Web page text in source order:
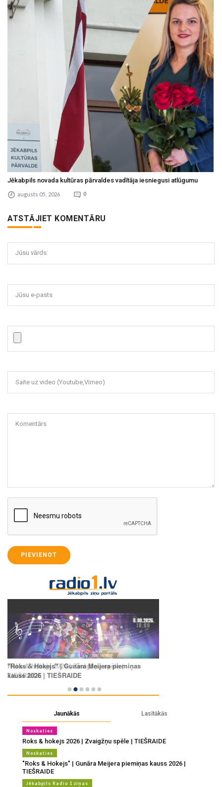
Jēkabpils novada kultūras pārvaldes vadītāja iesniegusi atlūgumu
augusts 05 , 2026 0
ATSTĀJIET KOMENTĀRU
Jūsu vārds:
Jūsu e-pasts
Saite uz video (Youtube,Vimeo)
Komentārs
PIEVIENOT
Jaunākās Lasītākās
Noskaties
Roks & hokejs 2026 | Zvaigžņu spēle | TIEŠRAIDE
Noskaties
"Roks & Hokejs" | Gunāra Meijera piemiņas kauss 2026 |
TIEŠRAIDE
Jēkabpils Radio 1 ziņas